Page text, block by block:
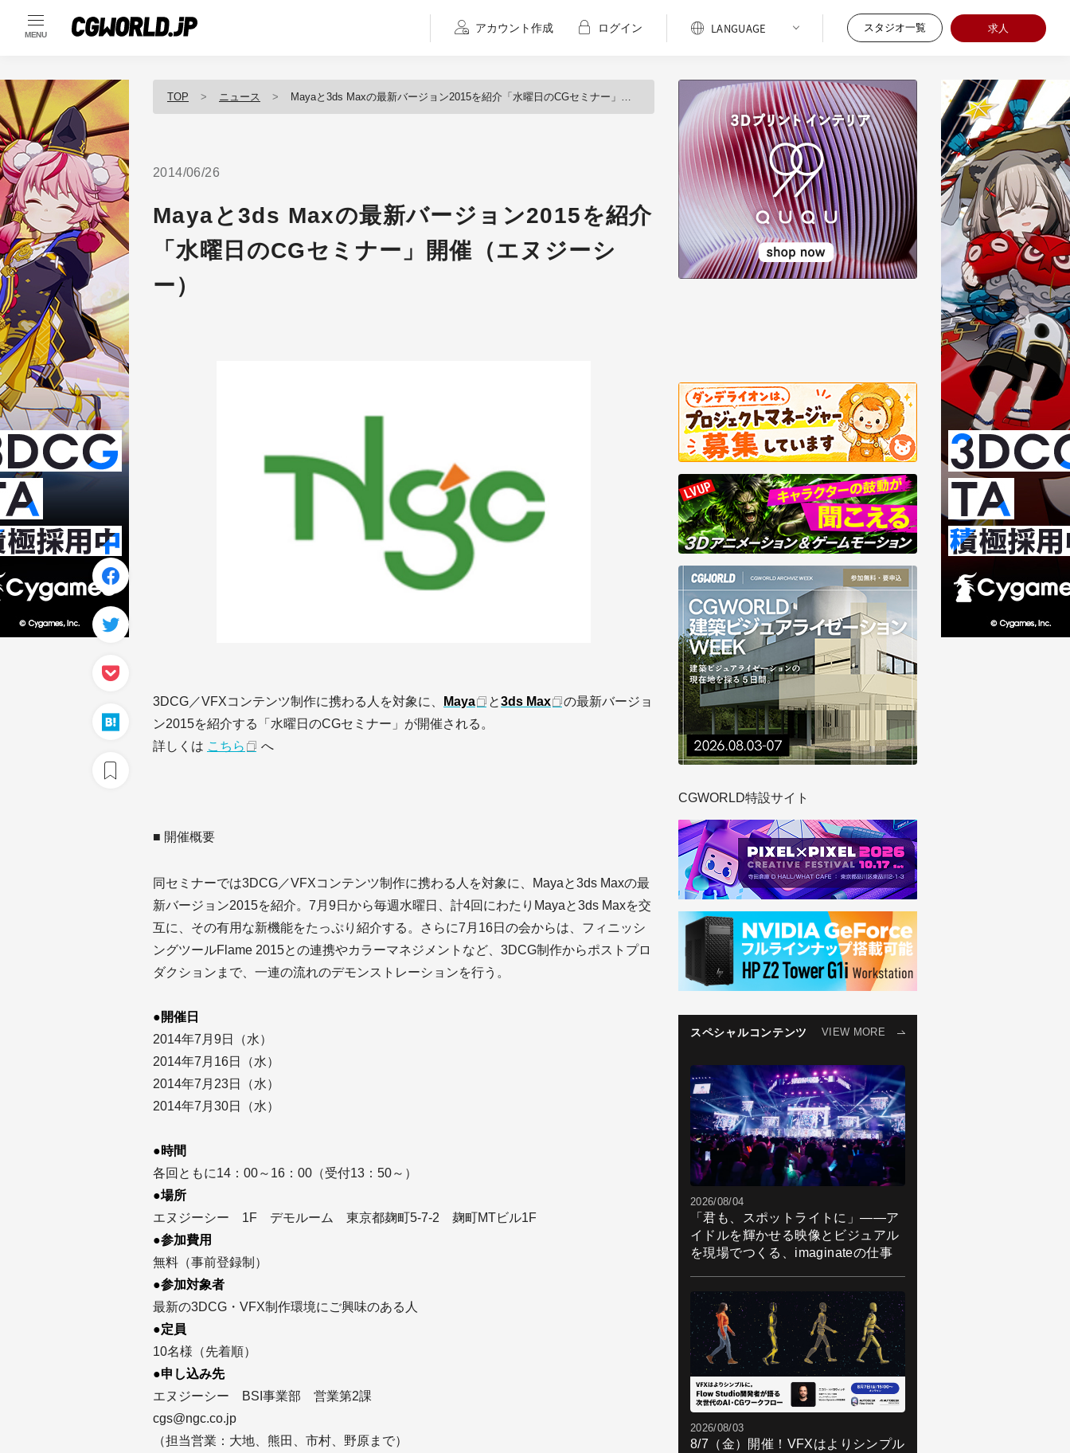
MENU
アカウント作成 ログイン スタジオ一覧 求人
TOP ニュース Mayaと3ds Maxの最新バージョン2015を紹介「水曜日のCGセミナー」開催（エヌジーシー）
2014/06/26
Mayaと3ds Maxの最新バージョン2015を紹介
「水曜日のCGセミナー」開催（エヌジーシ
ー）
3DCG／VFXコンテンツ制作に携わる人を対象に、 Maya と3ds Max
の最新バージョ
ン2015を紹介する「水曜日のCGセミナー」が開催される。
詳しくは こちら へ
■ 開催概要
同セミナーでは3DCG／VFXコンテンツ制作に携わる人を対象に、Mayaと3ds Maxの最
新バージョン2015を紹介。7月9日から毎週水曜日、計4回にわたりMayaと3ds Maxを交
互に、その有用な新機能をたっぷり紹介する。さらに7月16日の会からは、フィニッシ
ングツールFlame 2015との連携やカラーマネジメントなど、3DCG制作からポストプロ
ダクションまで、一連の流れのデモンストレーションを行う。
●開催日
2014年7月9日（水）
2014年7月16日（水）
2014年7月23日（水）
2014年7月30日（水）
●時間
各回ともに14：00～16：00（受付13：50～）
●場所
エヌジーシー 1F デモルーム 東京都麹町5-7-2 麹町MTビル1F
●参加費用
無料（事前登録制）
●参加対象者
最新の3DCG・VFX制作環境にご興味のある人
●定員
10名様（先着順）
●申し込み先
エヌジーシー BSI事業部 営業第2課
cgs@ngc.co.jp
（担当営業：大地、熊田、市村、野原まで）
CGWORLD特設サイト
スペシャルコンテンツ VIEW MORE
2026/08/04
「君も、スポットライトに」――ア
イドルを輝かせる映像とビジュアル
を現場でつくる、imaginateの仕事
2026/08/03
8/7（金）開催！VFXはよりシンプル